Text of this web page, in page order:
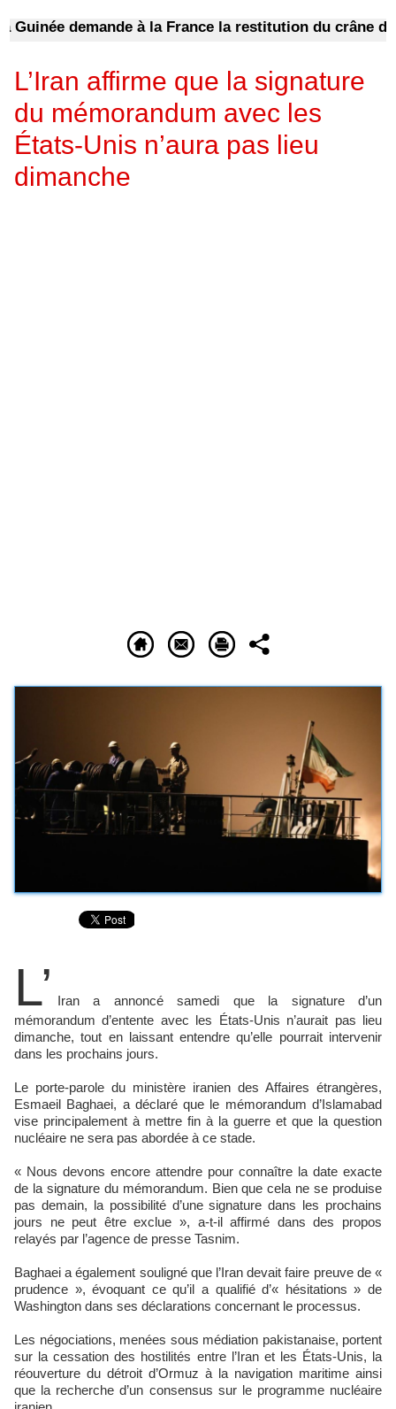
demande à la France la restitution du crâne de
L’Iran affirme que la signature
du mémorandum avec les
États-Unis n’aura pas lieu
dimanche
L’ Iran a annoncé samedi que la signature d’un
mémorandum d’entente avec les États-Unis n’aurait pas lieu
dimanche, tout en laissant entendre qu’elle pourrait intervenir
dans les prochains jours.
Le porte-parole du ministère iranien des Affaires étrangères,
Esmaeil Baghaei, a déclaré que le mémorandum d’Islamabad
vise principalement à mettre fin à la guerre et que la question
nucléaire ne sera pas abordée à ce stade.
« Nous devons encore attendre pour connaître la date exacte
de la signature du mémorandum. Bien que cela ne se produise
pas demain, la possibilité d’une signature dans les prochains
jours ne peut être exclue », a-t-il affirmé dans des propos
relayés par l’agence de presse Tasnim.
Baghaei a également souligné que l’Iran devait faire preuve de «
prudence », évoquant ce qu’il a qualifié d’« hésitations » de
Washington dans ses déclarations concernant le processus.
Les négociations, menées sous médiation pakistanaise, portent
sur la cessation des hostilités entre l’Iran et les États-Unis, la
réouverture du détroit d’Ormuz à la navigation maritime ainsi
que la recherche d’un consensus sur le programme nucléaire